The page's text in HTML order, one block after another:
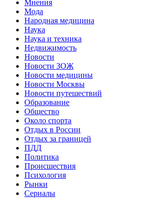
Мнения
Мода
Народная медицина
Наука
Наука и техника
Недвижимость
Новости
Новости ЗОЖ
Новости медицины
Новости Москвы
Новости путешествий
Образование
Общество
Около спорта
Отдых в России
Отдых за границей
ПДД
Политика
Происшествия
Психология
Рынки
Сериалы